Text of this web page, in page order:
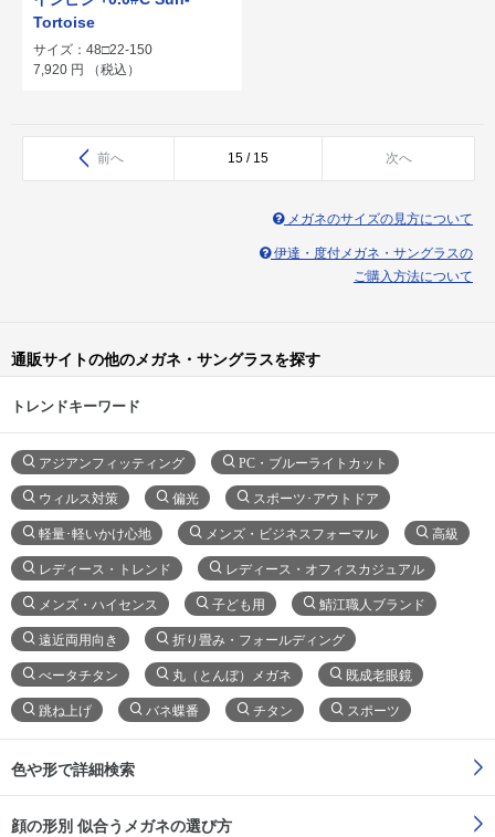
Tortoise
サイズ：48□22-150
7,920 円 （税込）
前へ 15 / 15 次へ
メガネのサイズの見方について
伊達・度付メガネ・サングラスの
ご購入方法について
通販サイトの他のメガネ・サングラスを探す
トレンドキーワード
アジアンフィッティング PC・ブルーライトカット
ウィルス対策 偏光 スポーツ･アウトドア
軽量･軽いかけ心地 メンズ・ビジネスフォーマル 高級
レディース・トレンド レディース・オフィスカジュアル
メンズ・ハイセンス 子ども用 鯖江職人ブランド
遠近両用向き 折り畳み・フォールディング
べータチタン 丸（とんぼ）メガネ 既成老眼鏡
跳ね上げ バネ蝶番 チタン スポーツ
色や形で詳細検索
顔の形別 似合うメガネの選び方